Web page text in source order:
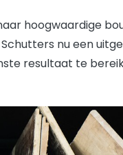
hoogwaardige
nu een
resultaat te